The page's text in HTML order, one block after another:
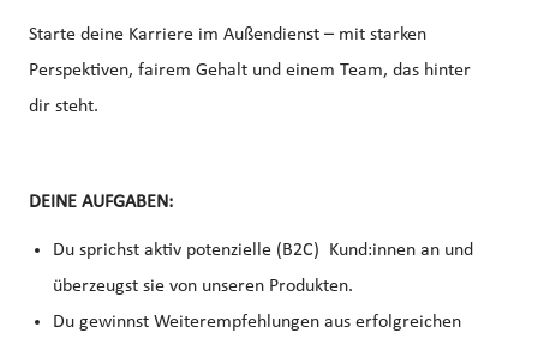
Starte deine Karriere im Außendienst – mit starken
Perspektiven, fairem Gehalt und einem Team, das hinter
dir steht.
DEINE AUFGABEN:
Du sprichst aktiv potenzielle (B2C) Kund:innen an und
überzeugst sie von unseren Produkten.
Du gewinnst Weiterempfehlungen aus erfolgreichen